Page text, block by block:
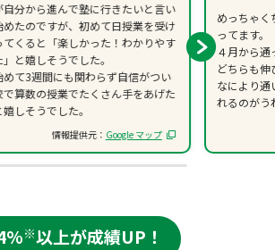
自分から進んで塾に行きたいと言い
めたのですが、初めて日授業を受け
てくると「楽しかった！わかりやす
」と嬉しそうでした。
めて3週間にも関わらず自信がつい
で算数の授業でたくさん手をあげた
しそうでした。
情報提供元： Google マップ
めっちゃく
ってます。
４月から
どちらも伸
なにより通
れるのがう
※以上が成績UP！